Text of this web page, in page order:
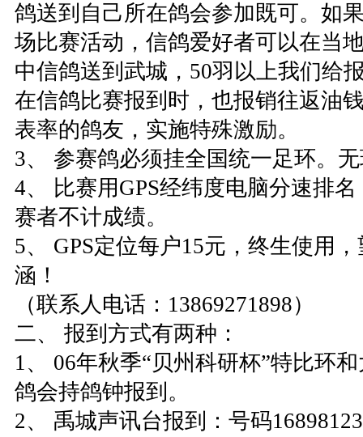
鸽送到自己所在鸽会参加既可。如
场比赛活动，信鸽爱好者可以在当
中信鸽送到武城，50羽以上我们给
在信鸽比赛报到时，也报销往返油
表率的鸽友，实施特殊激励。
3、 参赛鸽必须挂全国统一足环。
4、 比赛用GPS经纬度电脑分速排
赛者不计成绩。
5、 GPS定位每户15元，终生使用
涵！
（联系人电话：13869271898）
二、 报到方式有两种：
1、 06年秋季“贝州科研杯”特比环
鸽会持鸽钟报到。
2、 禹城声讯台报到：号码16898123